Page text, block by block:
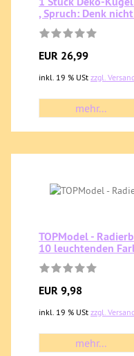
, Spruch: Denk
EUR 26,99
inkl. 19 % USt zzgl.
mehr...
TOPModel -
10 leuchtenden
EUR 9,98
inkl. 19 % USt zzgl.
mehr...